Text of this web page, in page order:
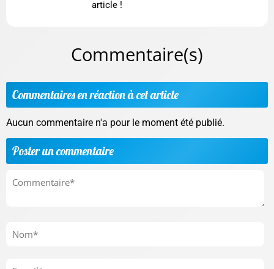
article !
Commentaire(s)
Commentaires en réaction à cet article
Aucun commentaire n'a pour le moment été publié.
Poster un commentaire